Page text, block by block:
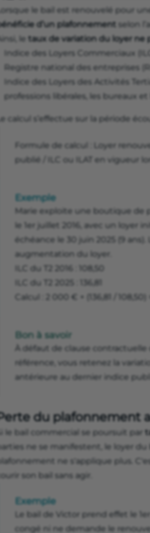
le bail est renouvelé pour
d’un plafonnement selon
le taux de variation du loyer ne
Indice des Loyers Commerciaux
Registre national des entreprises
Indice des Loyers des Activités
professions libérales, les bureaux
calcul s’effectue sur la période
Formule de calcul : Loyer
publié / ILC ou ILAT en vigueur
Exemple
Marie exploite une boutique de
le 1er juillet 2016, avec un loyer
échéance le 30 juin 2025 (9
augmentation du loyer.
ILC du T2 2016 : 108,50
ILC du T2 2025 : 136,81
Calcul : 2 000 € × (136,81 / 108,50)
Bon à savoir
À défaut de clause
référence, vous retenez la
antérieure au dernier indice
du plafonnement
le bail commercial se poursuit par
ne se manifestent, le loyer du
ne s'applique plus.
son bail sans agir.
Exemple
Le bail de Victor prend effet le
congé ni ne demande le